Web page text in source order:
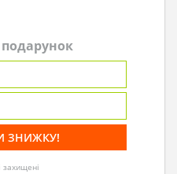
захищені